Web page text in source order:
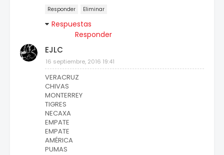
Responder Eliminar
Respuestas
Responder
EJLC
16 septiembre, 2016 19:41
VERACRUZ
CHIVAS
MONTERREY
TIGRES
NECAXA
EMPATE
EMPATE
AMÉRICA
PUMAS